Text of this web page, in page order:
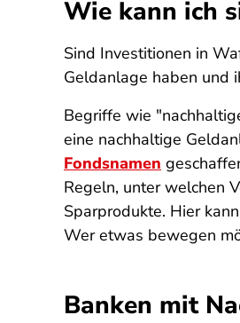
Wie kann ich
Sind Investitionen in
Geldanlage haben und
Begriffe wie
eine nachhaltige
Fondsnamen
Regeln, unter welchen
Sparprodukte. Hier
Wer etwas bewegen
Banken mit